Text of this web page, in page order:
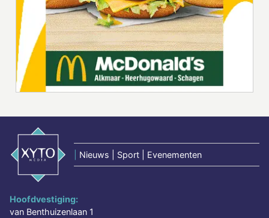
Nieuws | Sport | Evenementen
Hoofdvestiging:
van Benthuizenlaan 1